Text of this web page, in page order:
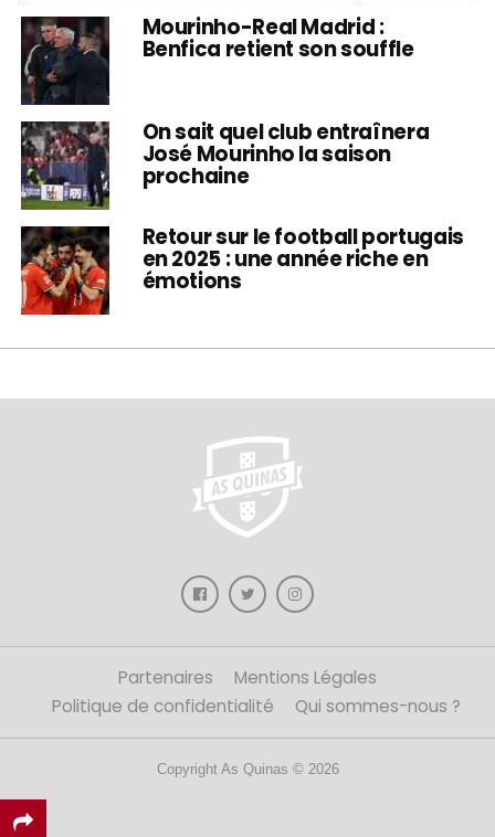
Mourinho-Real Madrid :
Benfica retient son souffle
On sait quel club entraînera
José Mourinho la saison
prochaine
Retour sur le football portugais
en 2025 : une année riche en
émotions
Partenaires
Mentions Légales
Politique de confidentialité
Qui sommes-nous ?
Copyright As Quinas © 2026